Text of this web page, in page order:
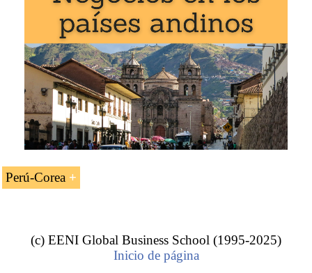
Business School:
Maestría en Negocios Internacionales,Comercio Exterior
Perú-Corea
Sur.
(c) EENI Global Business School (1995-2025)
Inicio de página